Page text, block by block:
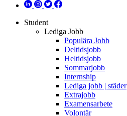
Student
Lediga Jobb
Populära Jobb
Deltidsjobb
Heltidsjobb
Sommarjobb
Internship
Lediga jobb | städer
Extrajobb
Examensarbete
Volontär